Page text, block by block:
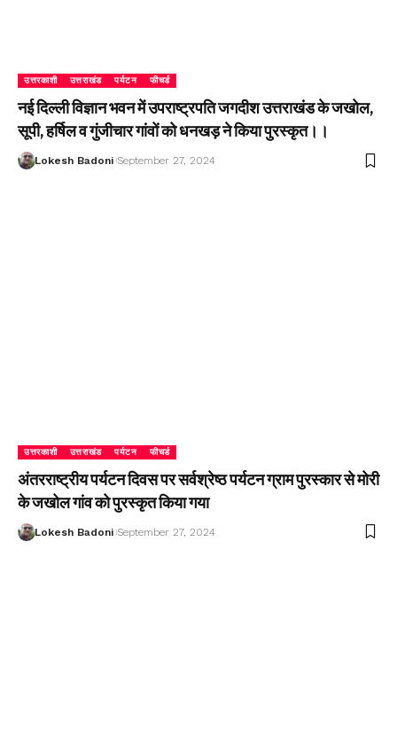
उत्तरकाशी उत्तराखंड पर्यटन फीचर्ड
नई दिल्ली विज्ञान भवन में उपराष्ट्रपति जगदीश उत्तराखंड के जखोल,
सूपी, हर्षिल व गुंजीचार गांवों को धनखड़ ने किया पुरस्कृत।।
Lokesh Badoni September 27, 2024
उत्तरकाशी उत्तराखंड पर्यटन फीचर्ड
अंतरराष्ट्रीय पर्यटन दिवस पर सर्वश्रेष्ठ पर्यटन ग्राम पुरस्कार से मोरी
के जखोल गांव को पुरस्कृत किया गया
Lokesh Badoni September 27, 2024